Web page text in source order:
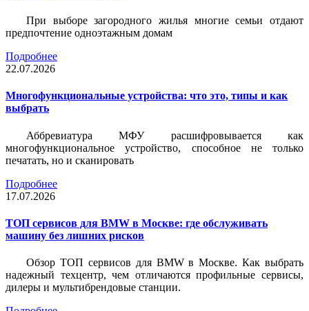
При выборе загородного жилья многие семьи отдают
предпочтение одноэтажным домам
Подробнее
22.07.2026
Многофункциональные устройства: что это, типы и как
выбрать
Аббревиатура МФУ расшифровывается как
многофункциональное устройство, способное не только
печатать, но и сканировать
Подробнее
17.07.2026
ТОП сервисов для BMW в Москве: где обслуживать
машину без лишних рисков
Обзор ТОП сервисов для BMW в Москве. Как выбрать
надежный техцентр, чем отличаются профильные сервисы,
дилеры и мультибрендовые станции.